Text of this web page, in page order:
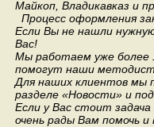
Майкоп, Владикавказ и
Процесс оформления
Если Вы не нашли
Вас!
Мы работаем уже более
помогут наши
Для наших клиентов мы
разделе «Новости» и
Если у Вас стоит
очень рады Вам помочь